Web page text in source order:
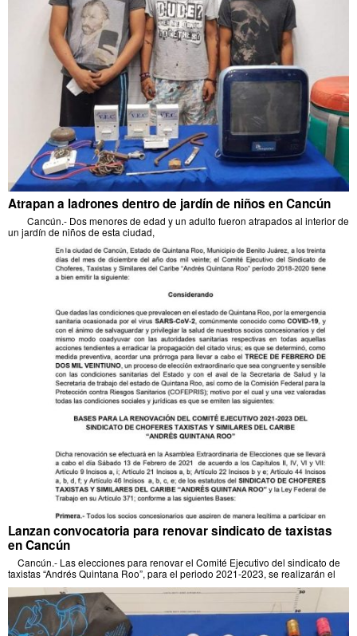
Atrapan a ladrones dentro de jardín de niños en Cancún
Cancún.- Dos menores de edad y un adulto fueron atrapados al interior de
un jardín de niños de esta ciudad,
Lanzan convocatoria para renovar sindicato de taxistas
en Cancún
Cancún.- Las elecciones para renovar el Comité Ejecutivo del sindicato de
taxistas “Andrés Quintana Roo”, para el periodo 2021-2023, se realizarán el